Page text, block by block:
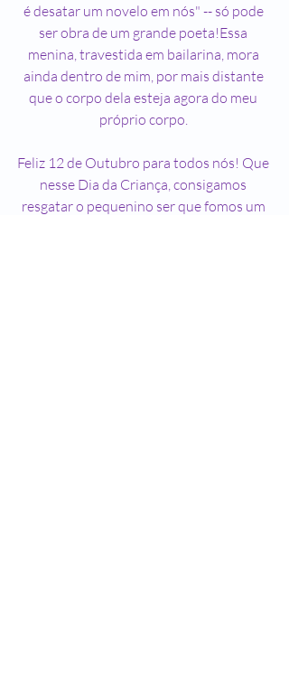
é desatar um novelo em nós" -- só pode
ser obra de um grande poeta!Essa
menina, travestida em bailarina, mora
ainda dentro de mim, por mais distante
que o corpo dela esteja agora do meu
próprio corpo.
Feliz 12 de Outubro para todos nós! Que
nesse Dia da Criança, consigamos
resgatar o pequenino ser que fomos um